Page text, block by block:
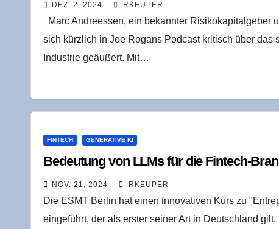
DEZ. 2, 2024 RKEUPER
Marc Andreessen, ein bekannter Risikokapitalgeber
sich kürzlich in Joe Rogans Podcast kritisch über
Industrie geäußert. Mit…
FINTECH GENERATIVE KI
Bedeu­tung von LLMs für die Fintech-
NOV. 21, 2024 RKEUPER
Die ESMT Berlin hat einen innovativen Kurs zu
eingeführt, der als erster seiner Art in Deutschland